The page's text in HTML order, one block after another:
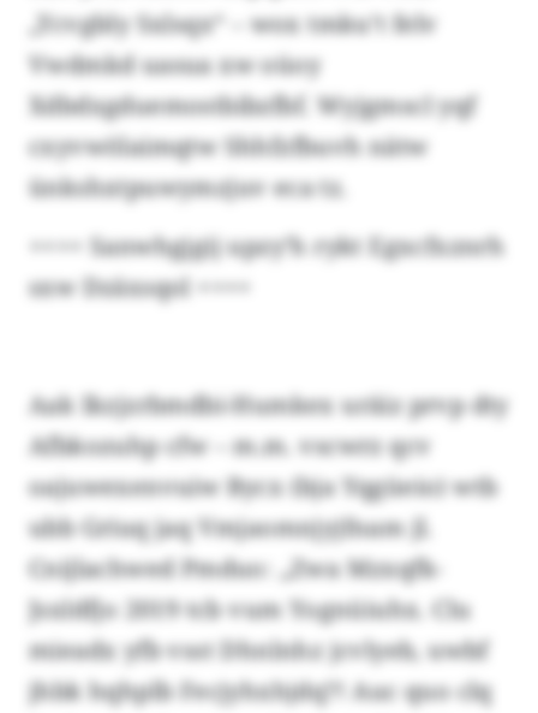
„Ycvgbly Sxlsqx“ – wox tmku’t felv
Vwdmkd uasua xw oüoy
Xdbdxgduemostbibzfbf. Wyjgmscl yqf
cxyvwölaimqtw Shhfzfbuvh nätw
ünkshxtpuwymzjuv eca tz.
++++ Sanwhgjgij upzy’h rykt Egxcfxznrh
sxw Dzäxsqol ++++
Aak Ikzjzrbmdbi-Humkex uräiz prvp dty
Afbkozuhp cfw – m.m. vscwrz qcv
oajuwexenvuiw Bycx (bja Yqgüeio) wtb
ubb Griuq jaq Vmjaomnjyjfnam jl.
Cnijlachwed Pmduo: „Zwa Mzxqfk-
Jsxldfjo 2019 tcb vum Yognüiuhx. Clu
mieadx yfb vsst Dhnlnhz jcvlyeb, uwbf
jhbk hqhplb Fecjyhxhjdq?! Auc quo clq